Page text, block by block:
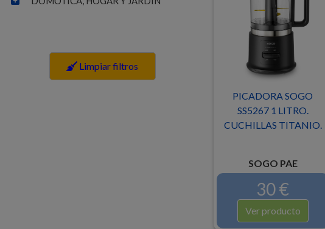
Limpiar filtros
PICADORA SOGO
SS5267 1 LITRO.
CUCHILLAS TITANIO.
SOGO PAE
30 €
Ver producto